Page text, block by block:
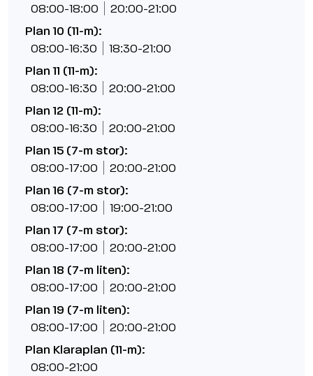
08:00-18:00 20:00-21:00
Plan 10 (11-m):
08:00-16:30 18:30-21:00
Plan 11 (11-m):
08:00-16:30 20:00-21:00
Plan 12 (11-m):
08:00-16:30 20:00-21:00
Plan 15 (7-m stor):
08:00-17:00 20:00-21:00
Plan 16 (7-m stor):
08:00-17:00 19:00-21:00
Plan 17 (7-m stor):
08:00-17:00 20:00-21:00
Plan 18 (7-m liten):
08:00-17:00 20:00-21:00
Plan 19 (7-m liten):
08:00-17:00 20:00-21:00
Plan Klaraplan (11-m):
08:00-21:00